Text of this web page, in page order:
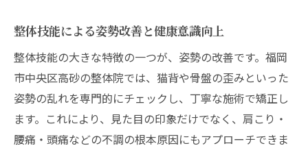
整体技能による姿勢改善と健康意識向上
整体技能の大きな特徴の一つが、姿勢の改善です。福岡
市中央区高砂の整体院では、猫背や骨盤の歪みといった
姿勢の乱れを専門的にチェックし、丁寧な施術で矯正し
ます。これにより、見た目の印象だけでなく、肩こり・
腰痛・頭痛などの不調の根本原因にもアプローチできま